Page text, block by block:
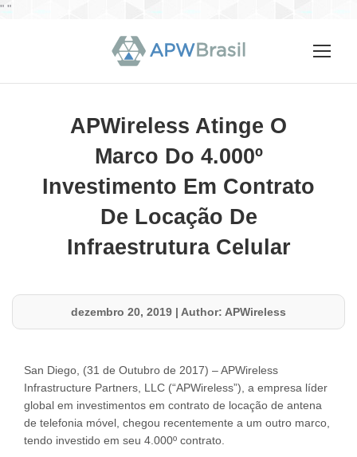
" "
APWireless Atinge O
Marco Do 4.000º
Investimento Em Contrato
De Locação De
Infraestrutura Celular
dezembro 20, 2019 | Author: APWireless
San Diego, (31 de Outubro de 2017) – APWireless
Infrastructure Partners, LLC (“APWireless”), a empresa líder
global em investimentos em contrato de locação de antena
de telefonia móvel, chegou recentemente a um outro marco,
tendo investido em seu 4.000º contrato.